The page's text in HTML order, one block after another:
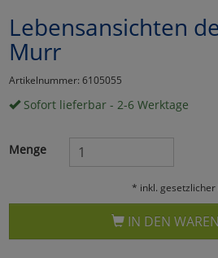
Lebensansichten
Murr
Artikelnummer: 6105055
Sofort lieferbar - 2-6 Werktage
Menge
* inkl. gesetzlicher
IN DEN
Marketing
Umfragetools
Cookies
Alle
Cookies
Einstellungen
zurück